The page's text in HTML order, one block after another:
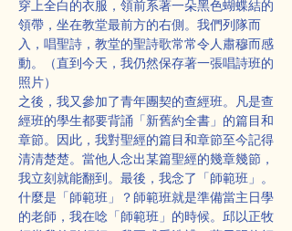
穿上全白的衣服，領前系著一朵黑色蝴蝶結的
領帶，坐在教堂最前方的右側。我們列隊而
入，唱聖詩，教堂的聖詩歌常常令人肅穆而感
動。（直到今天，我仍然保存著一張唱詩班的
照片）
之後，我又參加了青年團契的查經班。凡是查
經班的學生都要背誦「新舊約全書」的篇目和
章節。因此，我對聖經的篇目和章節至今記得
清清楚楚。當他人念出某篇聖經的幾章幾節，
我立刻就能翻到。最後，我念了「師範班」。
什麼是「師範班」？師範班就是準備當主日學
的老師，我在唸「師範班」的時候。邱以正牧